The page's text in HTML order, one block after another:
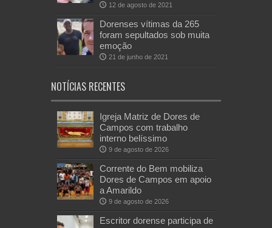
12 de agosto de 2021
Dorenses vítimas da 265
foram sepultados sob muita
emoção
21 de junho de 2021
NOTÍCIAS RECENTES
Igreja Matriz de Dores de
Campos com trabalho
interno belíssimo
9 de agosto de 2026
Corrente do Bem mobiliza
Dores de Campos em apoio
a Amarildo
9 de agosto de 2026
Escritor dorense participa de